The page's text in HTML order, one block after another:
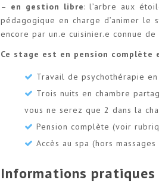
– en gestion libre: l’arbre aux
pédagogique en charge d’animer le
encore par un.e cuisinier.e connue de
Ce stage est en pension
Travail de psychothérapie
Trois nuits en chambre
vous ne serez que 2 dans la
Pension complète (voir
Accès au spa (hors
Informations pratiques